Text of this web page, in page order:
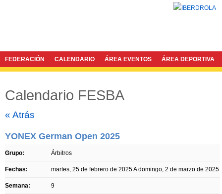
FEDERACIÓN CALENDARIO ÁREA EVENTOS ÁREA DEPORTIVA
Calendario FESBA
« Atrás
YONEX German Open 2025
Grupo: Árbitros
Fechas: martes, 25 de febrero de 2025Adomingo, 2 de marzo de 2025
Semana: 9